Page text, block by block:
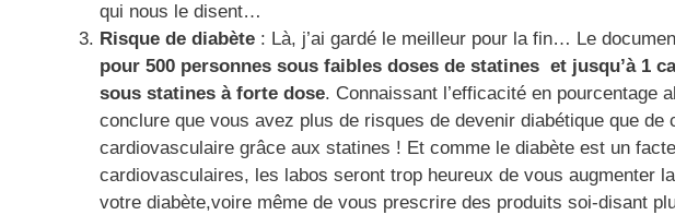
qui nous le disent…
Risque de diabète : Là, j’ai gardé le meilleur pour la fin… Le
pour 500 personnes sous faibles doses de statines et jusqu’à 1
sous statines à forte dose. Connaissant l’efficacité en pourcentage
conclure que vous avez plus de risques de devenir diabétique que de
cardiovasculaire grâce aux statines ! Et comme le diabète est un
cardiovasculaires, les labos seront trop heureux de vous augmenter
votre diabète,voire même de vous prescrire des produits soi-disant